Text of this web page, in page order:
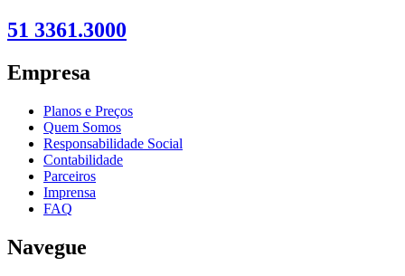
51 3361.3000
Empresa
Planos e Preços
Quem Somos
Responsabilidade Social
Contabilidade
Parceiros
Imprensa
FAQ
Navegue